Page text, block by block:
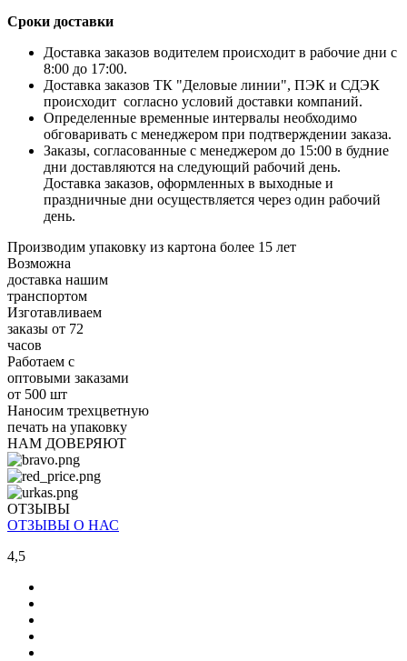
Сроки доставки
Доставка заказов водителем происходит в рабочие дни с
8:00 до 17:00.
Доставка заказов ТК "Деловые линии", ПЭК и СДЭК
происходит согласно условий доставки компаний.
Определенные временные интервалы необходимо
обговаривать с менеджером при подтверждении заказа.
Заказы, согласованные с менеджером до 15:00 в будние
дни доставляются на следующий рабочий день.
Доставка заказов, оформленных в выходные и
праздничные дни осуществляется через один рабочий
день.
Производим упаковку из картона более 15 лет
Возможна
доставка нашим
транспортом
Изготавливаем
заказы от 72
часов
Работаем с
оптовыми заказами
от 500 шт
Наносим трехцветную
печать на упаковку
НАМ ДОВЕРЯЮТ
ОТЗЫВЫ
ОТЗЫВЫ О НАС
4,5